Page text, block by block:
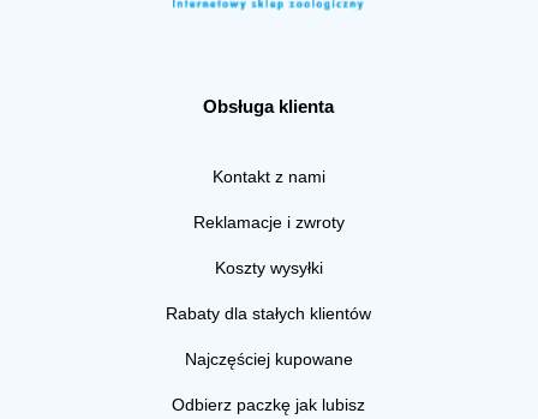
Obsługa klienta
Kontakt z nami
Reklamacje i zwroty
Koszty wysyłki
Rabaty dla stałych klientów
Najczęściej kupowane
Odbierz paczkę jak lubisz